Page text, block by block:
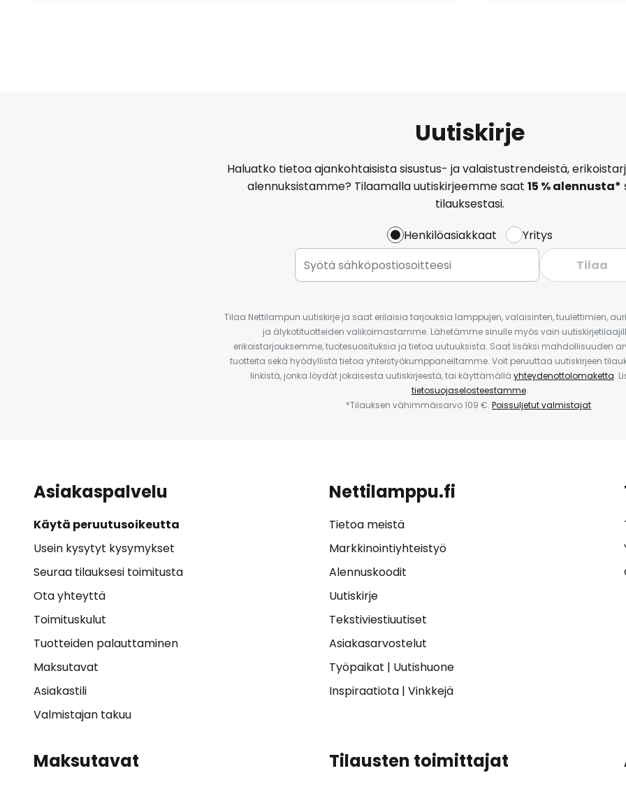
Uutiskirje
Haluatko tietoa ajankohtaisista sisustus- ja valaistustrendeistä,
alennuksistamme? Tilaamalla uutiskirjeemme saat 15 % alennusta*
tilauksestasi.
Henkilöasiakkaat
Yritys
Tilaa
Tilaa Nettilampun uutiskirje ja saat erilaisia tarjouksia lamppujen, valaisinten, tuulettimien,
ja älykotituotteiden valikoimastamme. Lähetämme sinulle myös vain
erikoistarjouksemme, tuotesuosituksia ja tietoa uutuuksista. Saat lisäksi mahdollisuuden
tuotteita sekä hyödyllistä tietoa yhteistyökumppaneiltamme. Voit peruuttaa uutiskirjeen
linkistä, jonka löydät jokaisesta uutiskirjeestä, tai käyttämällä yhteydenottolomaketta.
tietosuojaselosteestamme.
*Tilauksen vähimmäisarvo 109 €. Poissuljetut valmistajat.
Asiakaspalvelu
Käytä peruutusoikeutta
Usein kysytyt kysymykset
Seuraa tilauksesi toimitusta
Ota yhteyttä
Toimituskulut
Tuotteiden palauttaminen
Maksutavat
Asiakastili
Valmistajan takuu
Nettilamppu.fi
Tietoa meistä
Markkinointiyhteistyö
Alennuskoodit
Uutiskirje
Tekstiviestiuutiset
Asiakasarvostelut
Työpaikat | Uutishuone
Inspiraatiota| Vinkkejä
Maksutavat Tilausten toimittajat